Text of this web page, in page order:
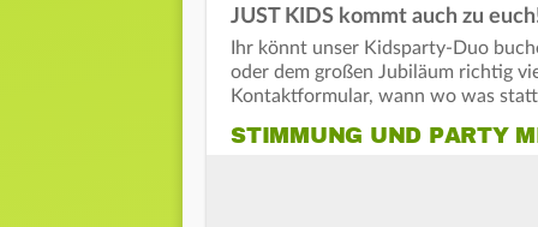
JUST KIDS kommt auch zu
Ihr könnt unser Kidsparty-Duo
oder dem großen Jubiläum richtig
Kontaktformular, wann wo was
STIMMUNG UND PARTY